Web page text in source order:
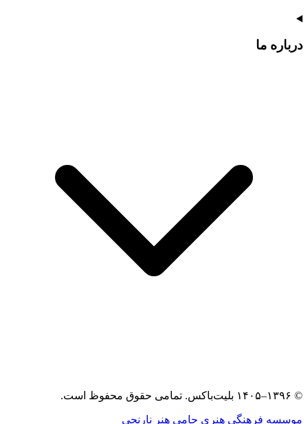
درباره ما
© ۱۳۹۶–۱۴۰۵ بلیت‌باکس. تمامی حقوق محفوظ است.
موسسه فرهنگی هنری حامی هنر نارنجی